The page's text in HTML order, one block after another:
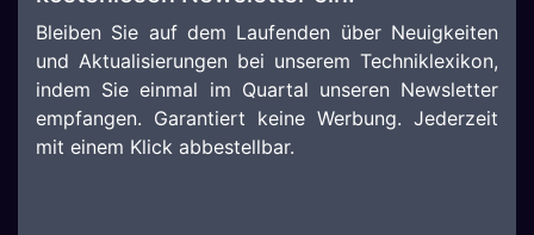
Bleiben Sie auf dem Laufenden über Neuigkeiten
und Aktualisierungen bei unserem Techniklexikon,
indem Sie einmal im Quartal unseren Newsletter
empfangen. Garantiert keine Werbung. Jederzeit
mit einem Klick abbestellbar.